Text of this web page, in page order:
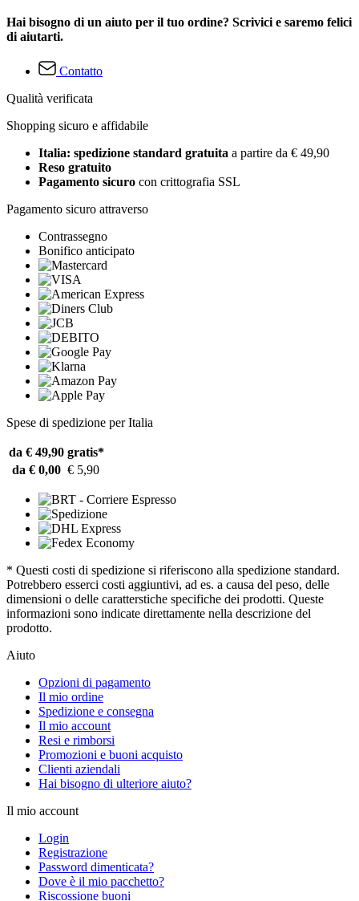
Hai bisogno di un aiuto per il tuo ordine? Scrivici e saremo felici
di aiutarti.
Contatto
Qualità verificata
Shopping sicuro e affidabile
Italia: spedizione standard gratuita a partire da € 49,90
Reso gratuito
Pagamento sicuro con crittografia SSL
Pagamento sicuro attraverso
Contrassegno
Bonifico anticipato
Spese di spedizione per Italia
da € 49,90 gratis*
da € 0,00 € 5,90
* Questi costi di spedizione si riferiscono alla spedizione standard.
Potrebbero esserci costi aggiuntivi, ad es. a causa del peso, delle
dimensioni o delle caratterstiche specifiche dei prodotti. Queste
informazioni sono indicate direttamente nella descrizione del
prodotto.
Aiuto
Opzioni di pagamento
Il mio ordine
Spedizione e consegna
Il mio account
Resi e rimborsi
Promozioni e buoni acquisto
Clienti aziendali
Hai bisogno di ulteriore aiuto?
Il mio account
Login
Registrazione
Password dimenticata?
Dove è il mio pacchetto?
Riscossione buoni